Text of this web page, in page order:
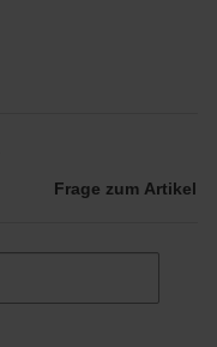
Frage zum Artikel